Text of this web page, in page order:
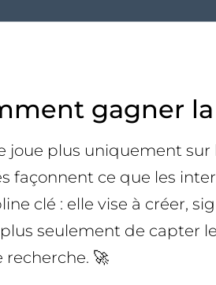
gagner
plus uniquement sur
façonnent ce que les
clé : elle vise à créer,
plus seulement de
recherche. 🚀